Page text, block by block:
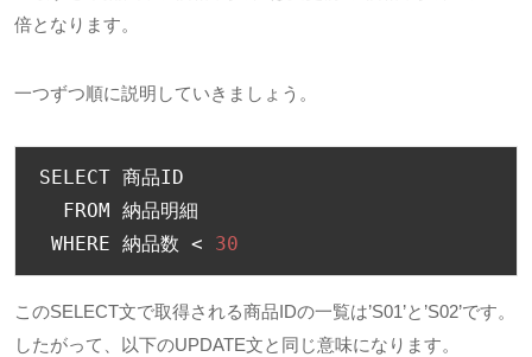
倍となります。
一つずつ順に説明していきましょう。
SELECT 商品ID
  FROM
納品明細
WHERE 納品数 < 30
このSELECT文で取得される商品IDの一覧は’S01’と’S02’です。
したがって、以下のUPDATE文と同じ意味になります。